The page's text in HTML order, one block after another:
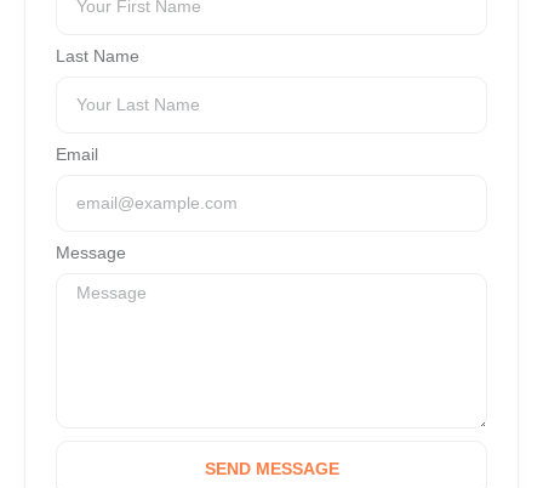
Last Name
Email
Message
SEND MESSAGE